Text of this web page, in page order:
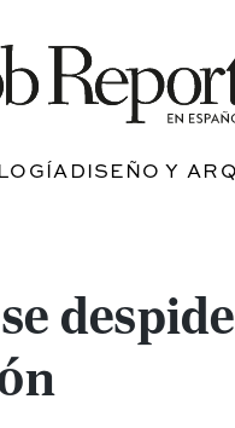
DISEÑO Y